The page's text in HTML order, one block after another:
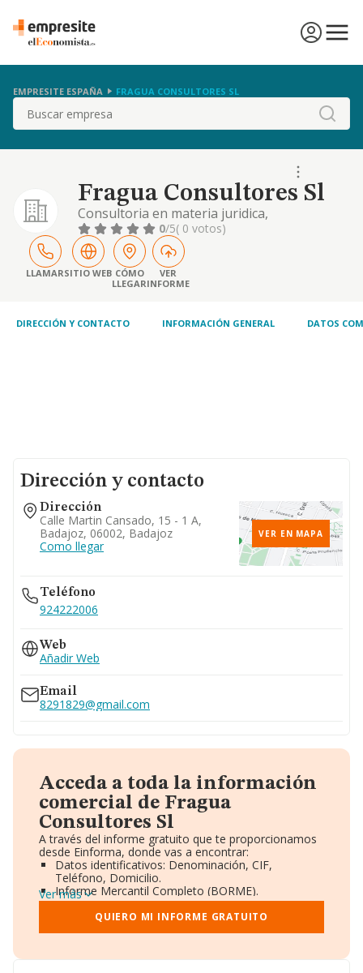
EMPRESITE ESPAÑA FRAGUA CONSULTORES SL
Buscar
Fragua Consultores Sl
Consultoria en materia juridica,
administrativa, del urbanismo y servicios
varios a la administracion.
0/5( 0 votos)
LLAMARSITIO WEB CÓMO
LLEGAR
VER
INFORME
DIRECCIÓN Y CONTACTO INFORMACIÓN GENERAL DATOS
Dirección y contacto
Dirección
Calle Martin Cansado, 15 - 1 A,
Badajoz, 06002, Badajoz
Como llegar
VER EN MAPA
Teléfono
924222006
Web
Añadir Web
Email
8291829@gmail.com
Acceda a toda la información
comercial de Fragua
Consultores Sl
A través del informe gratuito que te proporcionamos
desde Einforma, donde vas a encontrar:
Datos identificativos: Denominación, CIF,
Teléfono, Domicilio.
Informe Mercantil Completo (BORME).
Gráficos de Evolución Ventas y Empleados.
Consejo de Administración y Administradores.
Directivos y Ejecutivos.
Ver más
QUIERO MI INFORME GRATUITO